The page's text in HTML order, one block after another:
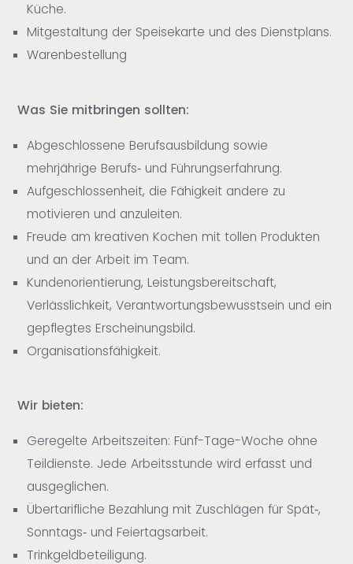
Küche.
Mitgestaltung der Speisekarte und des Dienstplans.
Warenbestellung
Was Sie mitbringen sollten:
Abgeschlossene Berufsausbildung sowie
mehrjährige Berufs‐ und Führungserfahrung.
Aufgeschlossenheit, die Fähigkeit andere zu
motivieren und anzuleiten.
Freude am kreativen Kochen mit tollen Produkten
und an der Arbeit im Team.
Kundenorientierung, Leistungsbereitschaft,
Verlässlichkeit, Verantwortungsbewusstsein und ein
gepflegtes Erscheinungsbild.
Organisationsfähigkeit.
Wir bieten:
Geregelte Arbeitszeiten: Fünf-Tage-Woche ohne
Teildienste. Jede Arbeitsstunde wird erfasst und
ausgeglichen.
Übertarifliche Bezahlung mit Zuschlägen für Spät‐,
Sonntags‐ und Feiertagsarbeit.
Trinkgeldbeteiligung.